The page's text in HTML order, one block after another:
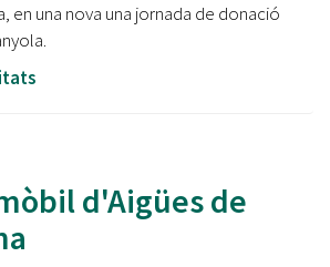
en una nova una jornada de donació
d'Aigües de